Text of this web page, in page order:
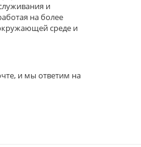
и
на более
среде и
и мы ответим на